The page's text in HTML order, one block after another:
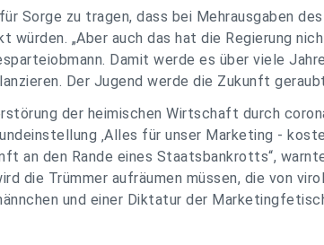
Sorge zu tragen, dass bei Mehrausgaben
würden. „Aber auch das hat die Regierung
Damit werde es über viele
Der Jugend werde die Zukunft
der heimischen Wirtschaft durch
‚Alles für unser Marketing -
an den Rande eines Staatsbankrotts“,
die Trümmer aufräumen müssen, die von
und einer Diktatur der